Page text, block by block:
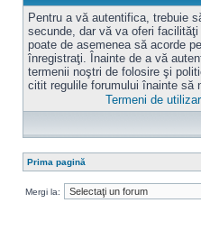
Pentru a vă autentifica, trebuie
secunde, dar vă va oferi
poate de asemenea să acorde
înregistraţi. Înainte de a vă
termenii noştri de folosire şi
citit regulile forumului înainte să
Termeni de
Prima pagină
Mergi la: